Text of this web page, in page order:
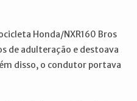
Honda/NXR160 Bros
de adulteração e destoava
disso, o condutor portava